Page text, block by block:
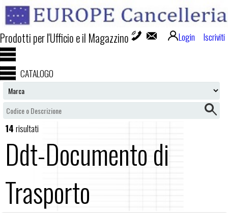
Prodotti per l'Ufficio e il Magazzino Login Iscriviti
CATALOGO
14risultati
Ddt-Documento di
Trasporto